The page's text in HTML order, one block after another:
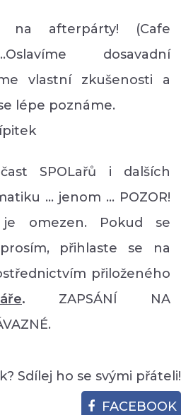
na afterpárty! (Cafe
dosavadní
vlastní zkušenosti a
lépe poznáme.
SPOLařů i dalších
... jenom ... POZOR!
omezen. Pokud se
přihlaste se na
přiloženého
. ZAPSÁNÍ NA
Sdílej ho se svými přáteli!
FACEBOOK